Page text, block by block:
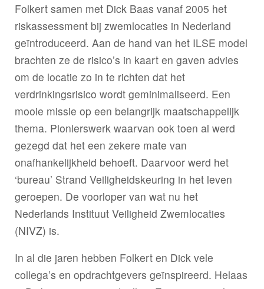
Folkert samen met Dick Baas vanaf 2005 het
riskassessment bij zwemlocaties in Nederland
geïntroduceerd. Aan de hand van het ILSE model
brachten ze de risico’s in kaart en gaven advies
om de locatie zo in te richten dat het
verdrinkingsrisico wordt geminimaliseerd. Een
mooie missie op een belangrijk maatschappelijk
thema. Pionierswerk waarvan ook toen al werd
gezegd dat het een zekere mate van
onafhankelijkheid behoeft. Daarvoor werd het
‘bureau’ Strand Veiligheidskeuring in het leven
geroepen. De voorloper van wat nu het
Nederlands Instituut Veiligheid Zwemlocaties
(NIVZ) is.
In al die jaren hebben Folkert en Dick vele
collega’s en opdrachtgevers geïnspireerd. Helaas